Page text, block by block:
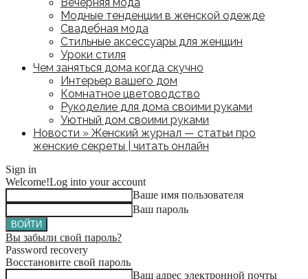
Модные тенденции в женской одежде
Свадебная мода
Стильные аксессуары для женщин
Уроки стиля
Чем заняться дома когда скучно
Интерьер вашего дом
Комнатное цветоводство
Рукоделие для дома своими руками
Уютный дом своими руками
Новости » Женский журнал — статьи про
женские секреты | читать онлайн
Sign in
Welcome!Log into your account
Ваше имя пользователя
Ваш пароль
Вы забыли свой пароль?
Password recovery
Восстановите свой пароль
Ваш адрес электронной почты